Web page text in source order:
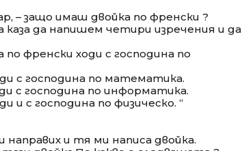
– защо имаш двойка по френски ?
да напишем четири изречения и да
по френски ходи с господина по
с господина по математика.
с господина по информатика.
и с господина по физическо. “
направих и тя ми написа двойка.